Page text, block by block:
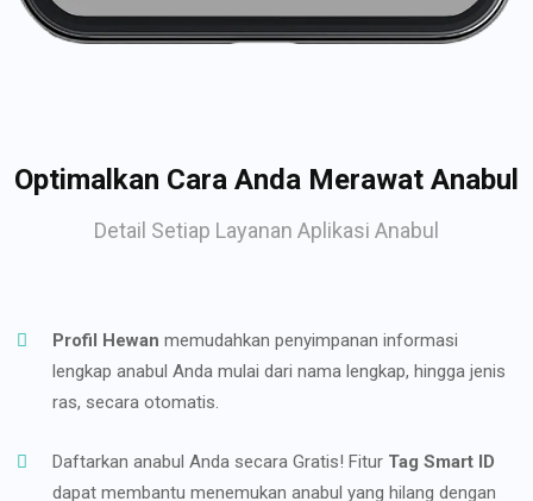
Optimalkan Cara Anda Merawat Anabul
Detail Setiap Layanan Aplikasi Anabul
Profil Hewan memudahkan penyimpanan informasi
lengkap anabul Anda mulai dari nama lengkap, hingga jenis
ras, secara otomatis.
Daftarkan anabul Anda secara Gratis! Fitur Tag Smart ID
dapat membantu menemukan anabul yang hilang dengan